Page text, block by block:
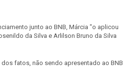
junto ao BNB, Márcia "o aplicou
da Silva e Arlilson Bruno da Silva
fatos, não sendo apresentado ao BNB